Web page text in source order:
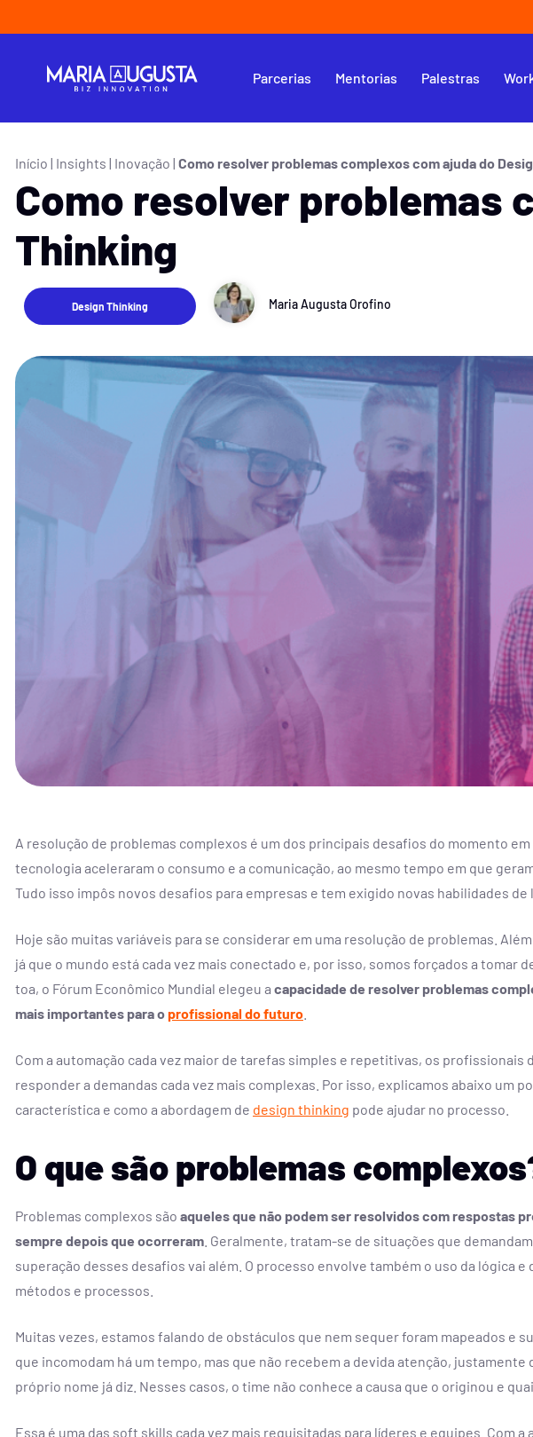
Parcerias Mentorias Palestras
Início | Insights | Inovação | Como resolver problemas complexos com ajuda do
Como resolver problemas
Thinking
Design Thinking Maria Augusta Orofino
A resolução de problemas complexos é um dos principais desafios do momento
tecnologia aceleraram o consumo e a comunicação, ao mesmo tempo em que
Tudo isso impôs novos desafios para empresas e tem exigido novas habilidades de
Hoje são muitas variáveis para se considerar em uma resolução de problemas.
já que o mundo está cada vez mais conectado e, por isso, somos forçados a tomar
toa, o Fórum Econômico Mundial elegeu a capacidade de resolver problemas
mais importantes para oprofissional do futuro
Com a automação cada vez maior de tarefas simples e repetitivas, os
responder a demandas cada vez mais complexas. Por isso, explicamos abaixo um
característica e como a abordagem de design thinking pode ajudar no processo.
O que são problemas
Problemas complexos são aqueles que não podem ser resolvidos com respostas
sempre depois que ocorreram . Geralmente, tratam-se de situações que
superação desses desafios vai além. O processo envolve também o uso da lógica
métodos e processos.
Muitas vezes, estamos falando de obstáculos que nem sequer foram mapeados e
que incomodam há um tempo, mas que não recebem a devida atenção, justamente
próprio nome já diz. Nesses casos, o time não conhece a causa que o originou e
Essa é uma das soft skills cada vez mais requisitadas para líderes e equipes. Com
gente
quando pessoas se
colaboram e colocam
a qualquer momento
Um convite à coragem de romper
padrões, redesenhar escolhas e assumir
CONTRATAR